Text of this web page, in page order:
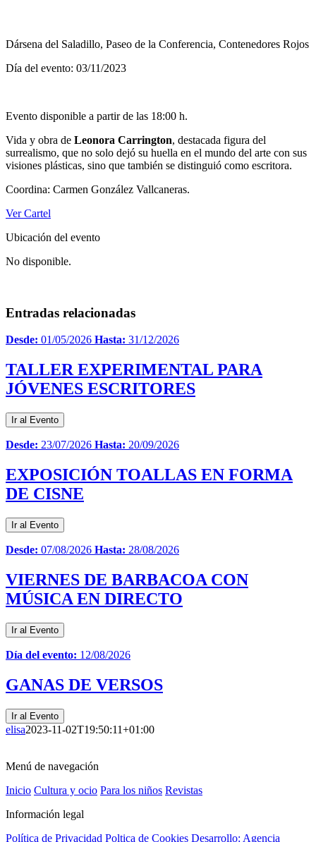
Dársena del Saladillo, Paseo de la Conferencia, Contenedores Rojos
Día del evento: 03/11/2023
Evento disponible a partir de las 18:00 h.
Vida y obra de Leonora Carrington, destacada figura del
surrealismo, que no solo dejó su huella en el mundo del arte con sus
visiones plásticas, sino que también se distinguió como escritora.
Coordina: Carmen González Vallcaneras.
Ver Cartel
Ubicación del evento
No disponible.
Entradas relacionadas
Desde: 01/05/2026 Hasta: 31/12/2026
TALLER EXPERIMENTAL PARA
JÓVENES ESCRITORES
Ir al Evento
Desde: 23/07/2026 Hasta: 20/09/2026
EXPOSICIÓN TOALLAS EN FORMA
DE CISNE
Ir al Evento
Desde: 07/08/2026 Hasta: 28/08/2026
VIERNES DE BARBACOA CON
MÚSICA EN DIRECTO
Ir al Evento
Día del evento: 12/08/2026
GANAS DE VERSOS
Ir al Evento
elisa2023-11-02T19:50:11+01:00
Menú de navegación
Inicio Cultura y ocio Para los niños Revistas
Información legal
Política de Privacidad Poltica de Cookies Desarrollo: Agencia